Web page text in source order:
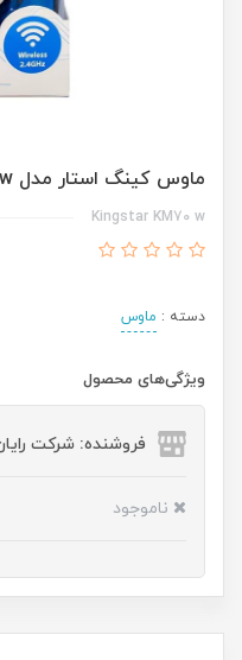
ماوس کینگ استار مدل KM 70w
Kingstar KM70 w
دسته : ماوس
ویژگی‌های محصول
فروشنده: شرکت
ناموجود